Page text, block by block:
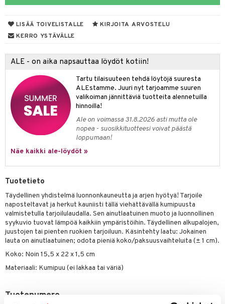
LISÄÄ TOIVELISTALLE
KIRJOITA ARVOSTELU
KERRO YSTÄVÄLLE
ALE - on aika napsauttaa löydöt kotiin!
Tartu tilaisuuteen tehdä löytöjä suuresta
ALEstamme. Juuri nyt tarjoamme suuren
valikoiman jännittäviä tuotteita alennetuilla
hinnoilla!
Ale on voimassa 31.8.2026 asti mutta ole
nopea - suosikkituotteesi voivat päästä
loppumaan!
Näe kaikki ale-löydöt »
Tuotetieto
Täydellinen yhdistelmä luonnonkauneutta ja arjen hyötyä! Tarjoile
naposteltavat ja herkut kauniisti tällä viehättävällä kumipuusta
valmistetulla tarjoilulaudalla. Sen ainutlaatuinen muoto ja luonnollinen
syykuvio tuovat lämpöä kaikkiin ympäristöihin. Täydellinen alkupalojen,
juustojen tai pienten ruokien tarjoiluun. Käsintehty laatu: Jokainen
lauta on ainutlaatuinen; odota pieniä koko/paksuusvaihteluita (± 1 cm).
Koko: Noin 15,5 x 22 x 1,5 cm
Materiaali: Kumipuu (ei lakkaa tai väriä)
Tuotenumero
tarvikkeita
tekstiilit
koristelu
Saalit
& Tyynyliinat
& Peitot
& Korit
& Veistokset
Art
& Lyhdyt
& Hyllyt
tekstiilit
tekstiilit
tekstiilit
hyönteissuoja
& Lyhdyt
& vastauksia